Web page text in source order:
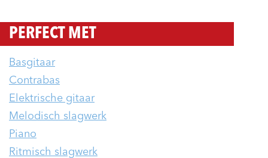
PERFECT MET
Basgitaar
Contrabas
Elektrische gitaar
Melodisch slagwerk
Piano
Ritmisch slagwerk